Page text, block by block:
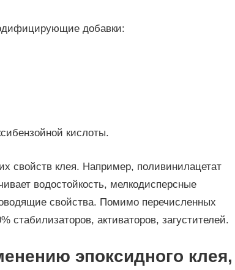
добавки:
кислоты.
свойств клея. Например, поливинилацетат
водостойкость, мелкодисперсные
свойства. Помимо перечисленных
стабилизаторов, активаторов, загустителей.
эпоксидного клея,